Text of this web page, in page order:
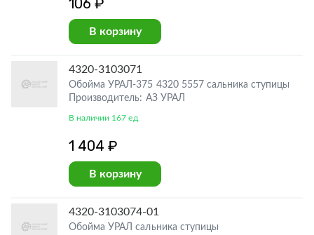
106 ₽
В корзину
4320-3103071
Обойма УРАЛ-375 4320 5557 сальника ступицы
Производитель: АЗ УРАЛ
В наличии 167 ед
1 404 ₽
В корзину
4320-3103074-01
Обойма УРАЛ сальника ступицы